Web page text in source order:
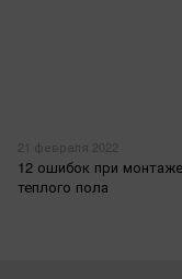
21 февраля 2022
12 ошибок при монтаже
теплого пола